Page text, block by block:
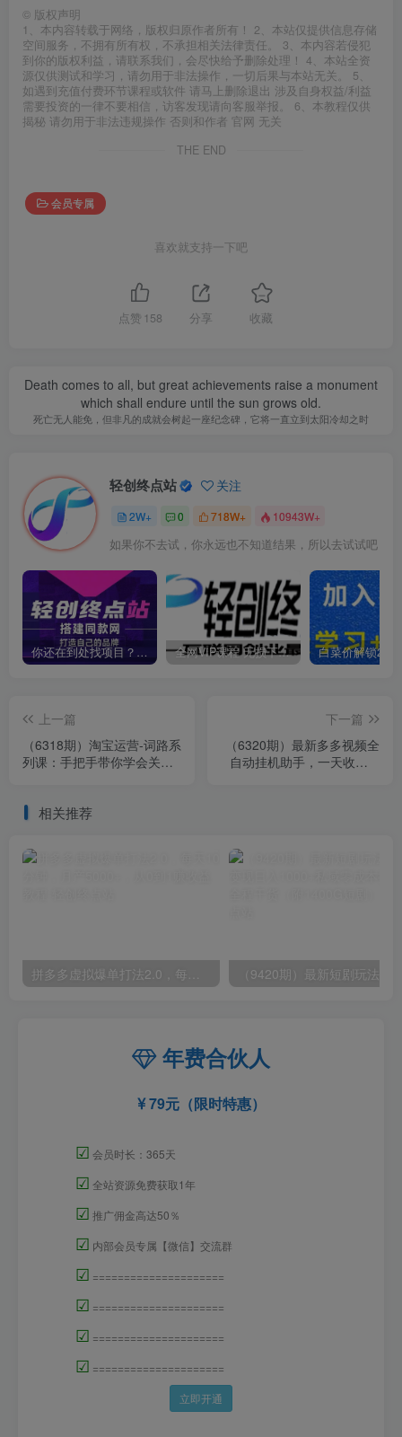
© 版权声明
1、本内容转载于网络，版权归原作者所有！ 2、本站仅提供信息存储
空间服务，不拥有所有权，不承担相关法律责任。 3、本内容若侵犯
到你的版权利益，请联系我们，会尽快给予删除处理！ 4、本站全资
源仅供测试和学习，请勿用于非法操作，一切后果与本站无关。 5、
如遇到充值付费环节课程或软件 请马上删除退出 涉及自身权益/利益
需要投资的一律不要相信，访客发现请向客服举报。 6、本教程仅供
揭秘 请勿用于非法违规操作 否则和作者 官网 无关
THE END
会员专属
喜欢就支持一下吧
点赞 158 分享 收藏
Death comes to all, but great achievements raise a monument
which shall endure until the sun grows old.
死亡无人能免，但非凡的成就会树起一座纪念碑，它将一直立到太阳冷却之时
轻创终点站 关注
2W+ 0 718W+ 10943W+
如果你不去试，你永远也不知道结果，所以去试试吧
你还在到处找项目？还在当韭菜？我靠卖项目一个月收入5万+，曾经我也是个失败者。 全网VIP课程 无损下载~
上一篇
（6318期）淘宝运营-词路系
列课：手把手带你学会关键
下一篇
（6320期）最新多多视频全
自动挂机助手，一天收益5-
相关推荐
年费合伙人
79元（限时特惠）
☑ 会员时长：365天
☑ 全站资源免费获取1年
☑ 推广佣金高达50％
☑ 内部会员专属【微信】交流群
☑ =====================
☑ =====================
☑ =====================
☑ =====================
立即开通